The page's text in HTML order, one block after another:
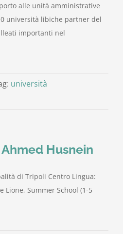
alle unità amministrative
università libiche partner del
importanti nel
università
Husnein
di Tripoli Centro Lingua:
Lione, Summer School (1-5